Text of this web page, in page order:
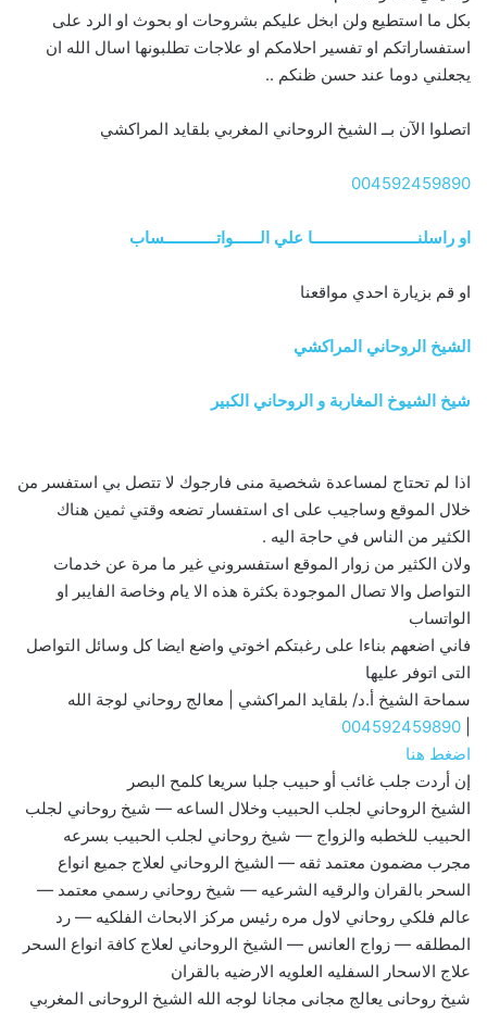
بكل ما استطيع ولن ابخل عليكم بشروحات او بحوث او الرد على
استفساراتكم او تفسير احلامكم او علاجات تطلبونها اسال الله ان
يجعلني دوما عند حسن ظنكم ..
اتصلوا الآن بــ الشيخ الروحاني المغربي بلقايد المراكشي
004592459890
او راسلنــــــــــــــــــــــــا علي الــــــواتــــــــــــساب
او قم بزيارة احدي مواقعنا
الشيخ الروحاني المراكشي
شيخ الشيوخ المغاربة و الروحاني الكبير
اذا لم تحتاج لمساعدة شخصية منى فارجوك لا تتصل بي استفسر من
خلال الموقع وساجيب على اى استفسار تضعه وقتي ثمين هناك
الكثير من الناس في حاجة اليه .
ولان الكثير من زوار الموقع استفسروني غير ما مرة عن خدمات
التواصل والا تصال الموجودة بكثرة هذه الا يام وخاصة الفايبر او
الواتساب
فاني اضعهم بناءا على رغبتكم اخوتي واضع ايضا كل وسائل التواصل
التى اتوفر عليها
سماحة الشيخ أ.د/ بلقايد المراكشي | معالج روحاني لوجة الله
004592459890
اضغط هنا
إن أردت جلب غائب أو حبيب جلبا سريعا كلمح البصر
الشيخ الروحاني لجلب الحبيب وخلال الساعه — شيخ روحاني لجلب
الحبيب للخطبه والزواج — شيخ روحاني لجلب الحبيب بسرعه
مجرب مضمون معتمد ثقه — الشيخ الروحاني لعلاج جميع انواع
السحر بالقران والرقيه الشرعيه — شيخ روحاني رسمي معتمد —
عالم فلكي روحاني لاول مره رئيس مركز الابحاث الفلكيه — رد
المطلقه — زواج العانس — الشيخ الروحاني لعلاج كافة انواع السحر
علاج الاسحار السفليه العلويه الارضيه بالقران
شيخ روحانى يعالج مجانى مجانا لوجه الله الشيخ الروحانى المغربي